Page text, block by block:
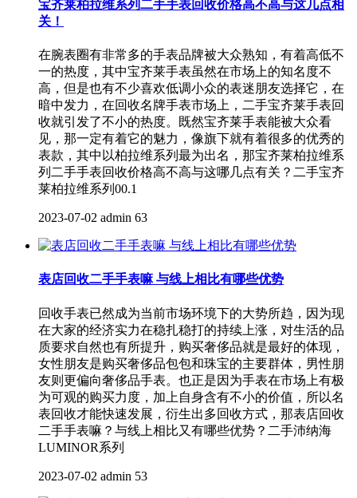
宝齐莱柏拉维系列二手手表回收价格高不高与这几点相
关！
在腕表圈有非常多的手表品牌被大众熟知，有着高低不
一的热度，其中宝齐莱手表虽然在市场上的知名度不
高，但是也有不少喜欢低调小众的表迷朋友选择它，在
暗中发力，在回收名牌手表市场上，二手宝齐莱手表回
收就引发了不小的热度。既然宝齐莱手表能被大众看
见，那一定有着它的魅力，像旗下就有着很多的优秀的
表款，其中以柏拉维系列最为出名，那宝齐莱柏拉维系
列二手手表回收价格高不高与这哪几点有关？二手宝齐
莱柏拉维系列00.1
2023-07-02 admin 63
表店回收二手手表嘛 与线上相比有哪些优势
回收手表已然成为当前市场环境下的大势所趋，因为现
在大家的经济实力在稳扎稳打的持续上涨，对生活的品
质要求自然也有所提升，购买奢侈品就是最好的体现，
女性朋友是购买奢侈品包包和珠宝的主要群体，男性朋
友则更偏向奢侈品手表。也正是因为手表在市场上有极
为可观的购买力度，加上自身含有不小的价值，所以名
表回收才能快速发展，衍生出多回收方式，那表店回收
二手手表嘛？与线上相比又有哪些优势？二手沛纳海
LUMINOR系列
2023-07-02 admin 53